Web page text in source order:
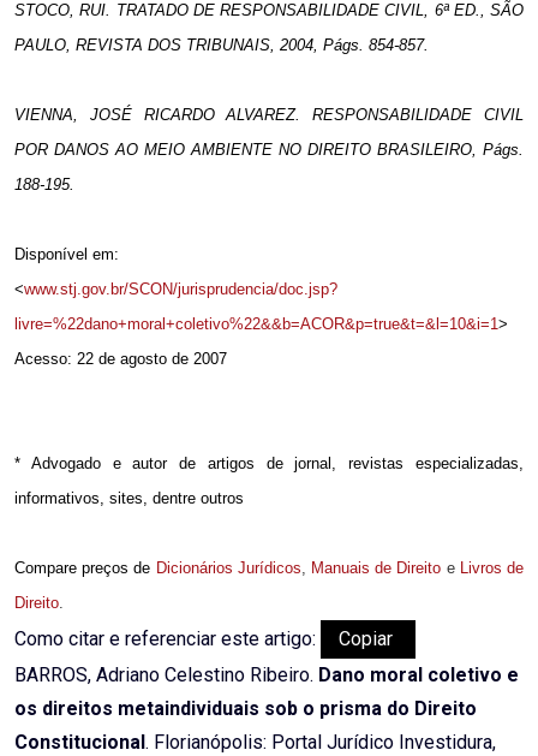
STOCO, RUI. TRATADO DE RESPONSABILIDADE CIVIL, 6ª ED., SÃO
PAULO, REVISTA DOS TRIBUNAIS, 2004, Págs. 854-857.
VIENNA, JOSÉ RICARDO ALVAREZ. RESPONSABILIDADE CIVIL
POR DANOS AO MEIO AMBIENTE NO DIREITO BRASILEIRO, Págs.
188-195.
Disponível em:
<www.stj.gov.br/SCON/jurisprudencia/doc.jsp?
livre=%22dano+moral+coletivo%22&&b=ACOR&p=true&t=&l=10&i=1>
Acesso: 22 de agosto de 2007
* Advogado e autor de artigos de jornal, revistas especializadas,
informativos, sites, dentre outros
Compare preços de Dicionários Jurídicos, Manuais de Direito e Livros de
Direito.
Como citar e referenciar este artigo:
Copiar
BARROS, Adriano Celestino Ribeiro. Dano moral coletivo e
os direitos metaindividuais sob o prisma do Direito
Constitucional . Florianópolis: Portal Jurídico Investidura,